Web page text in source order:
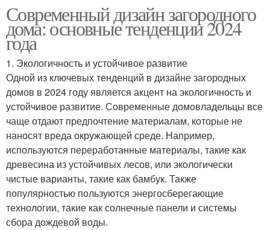
Современный дизайн загородного
дома: основные тенденции 2024
года
1. Экологичность и устойчивое развитие
Одной из ключевых тенденций в дизайне загородных
домов в 2024 году является акцент на экологичность и
устойчивое развитие. Современные домовладельцы все
чаще отдают предпочтение материалам, которые не
наносят вреда окружающей среде. Например,
используются переработанные материалы, такие как
древесина из устойчивых лесов, или экологически
чистые варианты, такие как бамбук. Также
популярностью пользуются энергосберегающие
технологии, такие как солнечные панели и системы
сбора дождевой воды.